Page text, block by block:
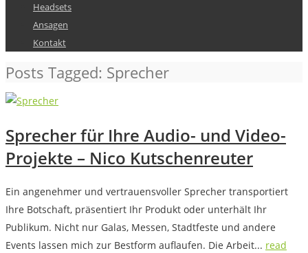
Headsets
Ansagen
Kontakt
Posts Tagged: Sprecher
Sprecher für Ihre Audio- und Video-
Projekte – Nico Kutschenreuter
Ein angenehmer und vertrauensvoller Sprecher transportiert
Ihre Botschaft, präsentiert Ihr Produkt oder unterhält Ihr
Publikum. Nicht nur Galas, Messen, Stadtfeste und andere
Events lassen mich zur Bestform auflaufen. Die Arbeit... read